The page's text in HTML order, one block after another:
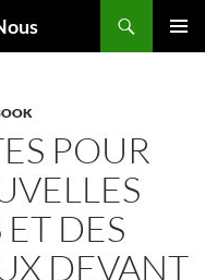
POUR
DES
DEVANT